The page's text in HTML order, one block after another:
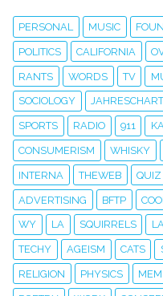
PERSONAL MUSIC
POLITICS CALIFORNIA
RANTS WORDS TV
SOCIOLOGY
SPORTS RADIO 911
CONSUMERISM WHISKY
INTERNA THEWEB QUIZ
ADVERTISING BFTP
WY LA SQUIRRELS
TECHY AGEISM CATS
RELIGION PHYSICS